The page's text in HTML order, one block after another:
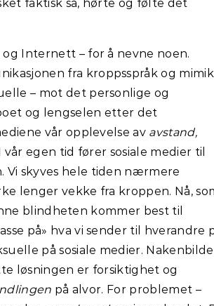
faktisk så, hørte og følte det
Internett – for å nevne noen.
fra kroppsspråk og
– mot det personlige og
og lengselen etter det
vår opplevelse av avstand,
egen tid fører sosiale medier til
Vi skyves hele tiden nærmere
lenger vekke fra kroppen. Nå,
blindheten kommer best til
på» hva vi sender til hverandre
på sosiale medier.
løsningen er forsiktighet og
på alvor. For problemet –